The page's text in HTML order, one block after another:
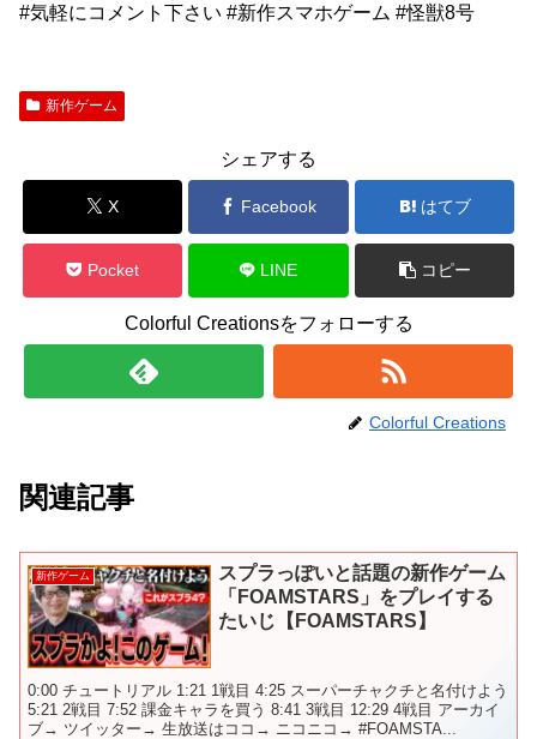
#気軽にコメント下さい #新作スマホゲーム #怪獣8号
新作ゲーム
シェアする
X Facebook はてブ
Pocket LINE コピー
Colorful Creationsをフォローする
Colorful Creations
関連記事
新作ゲーム
スプラっぽいと話題の新作ゲーム
「FOAMSTARS」をプレイする
たいじ【FOAMSTARS】
0:00 チュートリアル 1:21 1戦目 4:25 スーパーチャクチと名付けよう
5:21 2戦目 7:52 課金キャラを買う 8:41 3戦目 12:29 4戦目 アーカイ
ブ→ ツイッター→ 生放送はココ→ ニコニコ→ #FOAMSTA...